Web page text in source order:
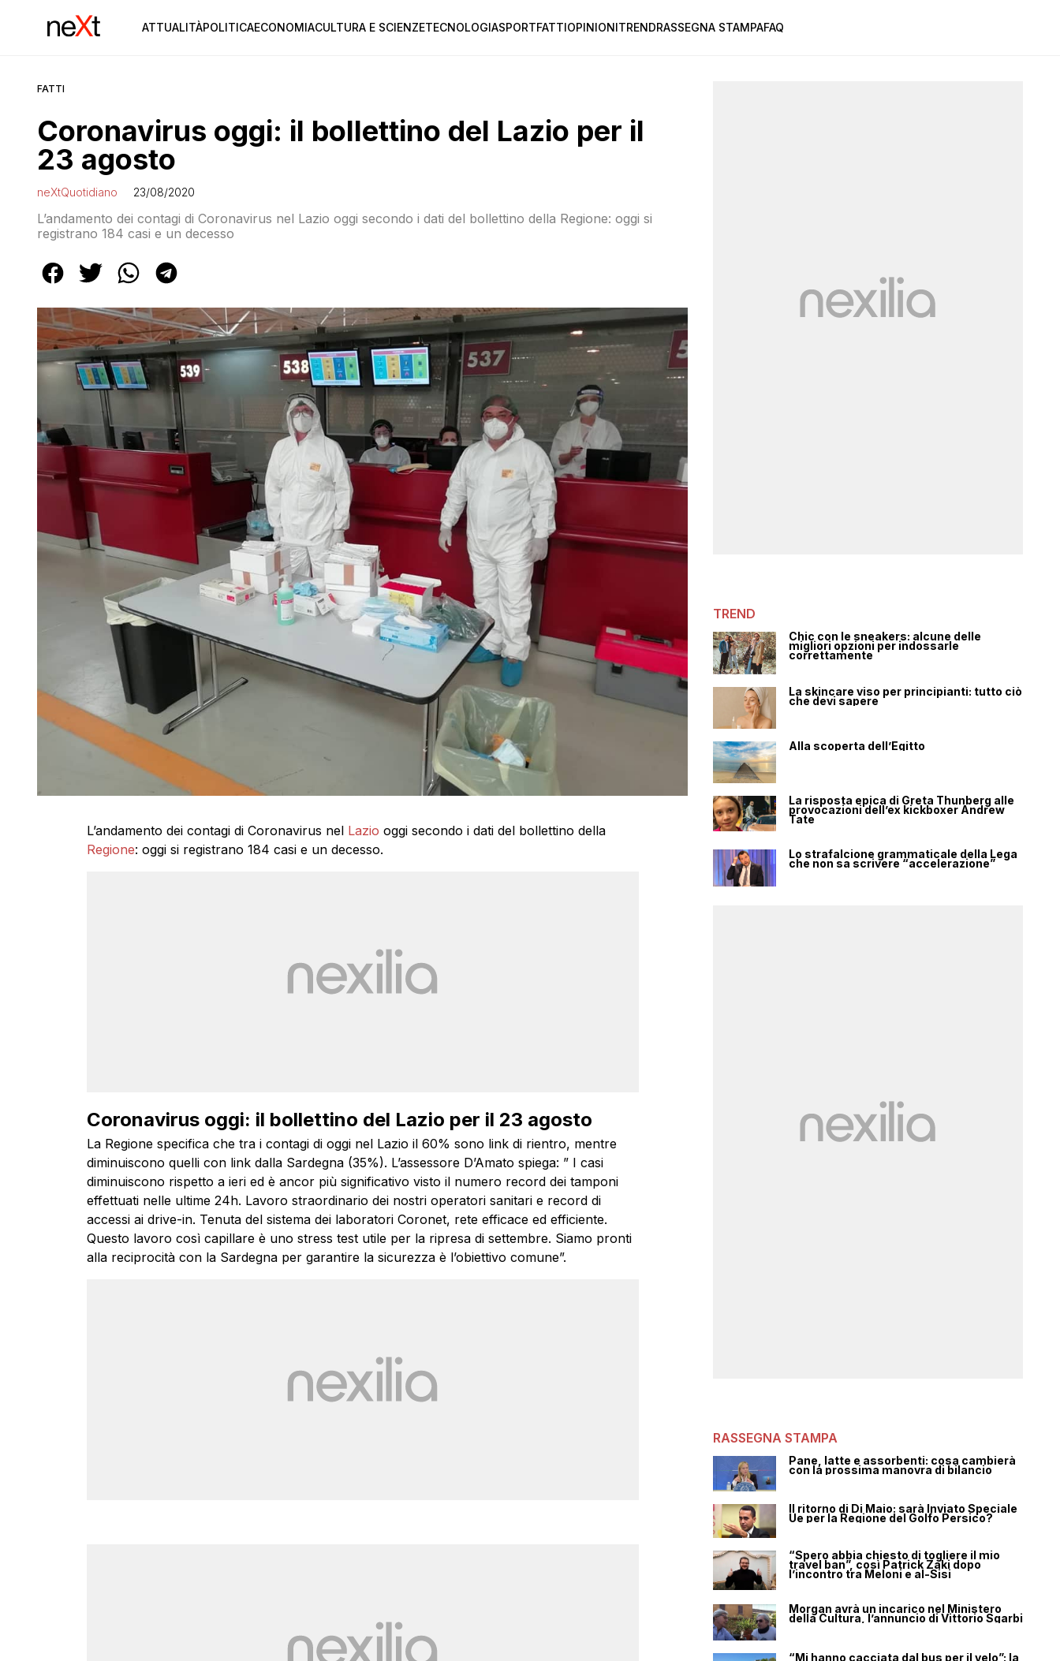
ATTUALITÀPOLITICAECONOMIACULTURA E SCIENZETECNOLOGIASPORTFATTIOPINIONITRENDRASSEGNA STAMPAFAQ
FATTI
Coronavirus oggi: il bollettino del Lazio per il
23 agosto
neXtQuotidiano 23/08/2020
L’andamento dei contagi di Coronavirus nel Lazio oggi secondo i dati del bollettino della Regione: oggi si
registrano 184 casi e un decesso
L’andamento dei contagi di Coronavirus nel Lazio oggi secondo i dati del bollettino della
Regione: oggi si registrano 184 casi e un decesso.
Coronavirus oggi: il bollettino del Lazio per il 23 agosto
La Regione specifica che tra i contagi di oggi nel Lazio il 60% sono link di rientro, mentre
diminuiscono quelli con link dalla Sardegna (35%). L’assessore D’Amato spiega: ” I casi
diminuiscono rispetto a ieri ed è ancor più significativo visto il numero record dei tamponi
effettuati nelle ultime 24h. Lavoro straordinario dei nostri operatori sanitari e record di
accessi ai drive-in. Tenuta del sistema dei laboratori Coronet, rete efficace ed efficiente.
Questo lavoro così capillare è uno stress test utile per la ripresa di settembre. Siamo pronti
alla reciprocità con la Sardegna per garantire la sicurezza è l’obiettivo comune”.
TREND
Chic con le sneakers: alcune delle
migliori opzioni per indossarle
correttamente
La skincare viso per principianti: tutto ciò
che devi sapere
Alla scoperta dell’Egitto
La risposta epica di Greta Thunberg alle
provocazioni dell’ex kickboxer Andrew
Tate
Lo strafalcione grammaticale della Lega
che non sa scrivere “accelerazione”
RASSEGNA STAMPA
Pane, latte e assorbenti: cosa cambierà
con la prossima manovra di bilancio
Il ritorno di Di Maio: sarà Inviato Speciale
Ue per la Regione del Golfo Persico?
“Spero abbia chiesto di togliere il mio
travel ban”, così Patrick Zaki dopo
l’incontro tra Meloni e al-Sisi
Morgan avrà un incarico nel Ministero
della Cultura, l’annuncio di Vittorio Sgarbi
“Mi hanno cacciata dal bus per il velo”: la